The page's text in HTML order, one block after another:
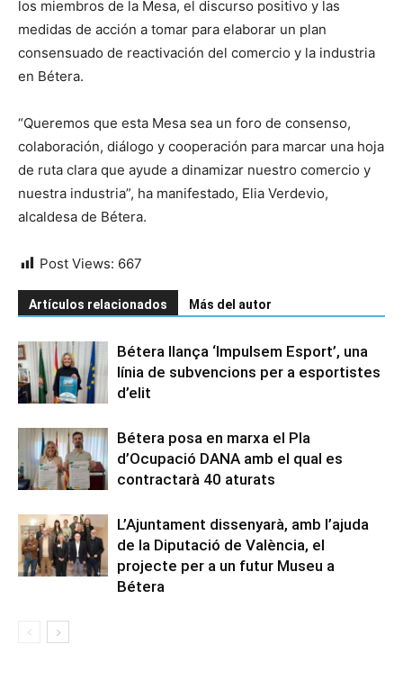
los miembros de la Mesa, el discurso positivo y las
medidas de acción a tomar para elaborar un plan
consensuado de reactivación del comercio y la industria
en Bétera.
“Queremos que esta Mesa sea un foro de consenso,
colaboración, diálogo y cooperación para marcar una hoja
de ruta clara que ayude a dinamizar nuestro comercio y
nuestra industria”, ha manifestado, Elia Verdevio,
alcaldesa de Bétera.
Post Views: 667
Artículos relacionados Más del autor
Bétera llança ‘Impulsem Esport’, una
línia de subvencions per a esportistes
d’elit
Bétera posa en marxa el Pla
d’Ocupació DANA amb el qual es
contractarà 40 aturats
L’Ajuntament dissenyarà, amb l’ajuda
de la Diputació de València, el
projecte per a un futur Museu a
Bétera